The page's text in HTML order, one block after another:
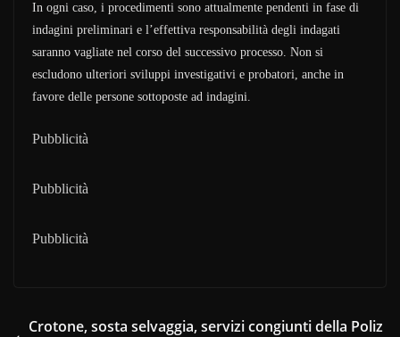
In ogni caso, i procedimenti sono attualmente pendenti in fase di
indagini preliminari e l’effettiva responsabilità degli indagati
saranno vagliate nel corso del successivo processo. Non si
escludono ulteriori sviluppi investigativi e probatori, anche in
favore delle persone sottoposte ad indagini.
Pubblicità
Pubblicità
Pubblicità
Crotone, sosta selvaggia, servizi congiunti della Poliz